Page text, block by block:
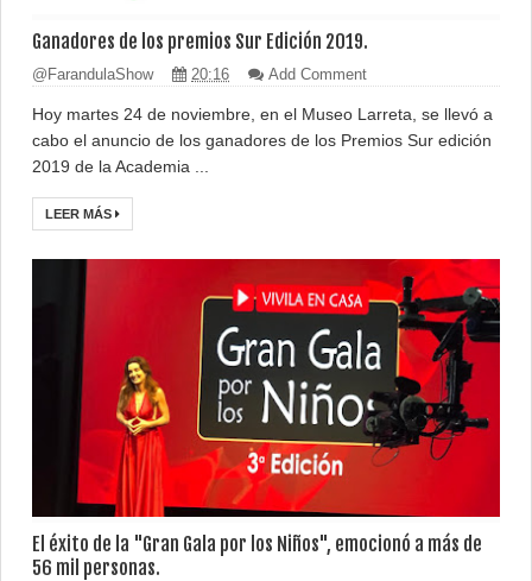
Ganadores de los premios Sur Edición 2019.
@FarandulaShow 20:16 Add Comment
Hoy martes 24 de noviembre, en el Museo Larreta, se llevó a
cabo el anuncio de los ganadores de los Premios Sur edición
2019 de la Academia ...
LEER MÁS
El éxito de la "Gran Gala por los Niños", emocionó a más de
56 mil personas.